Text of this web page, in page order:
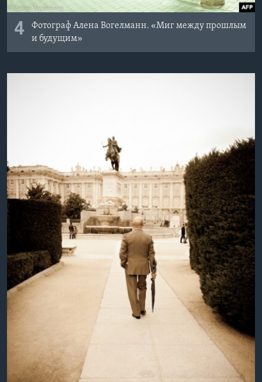
4
Фотограф Алена Вогелманн. «Миг между прошлым
и будущим»